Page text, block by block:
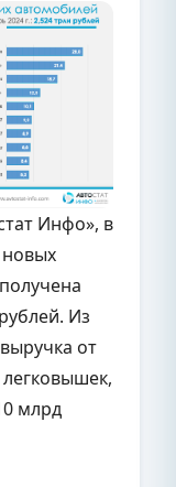
Инфо», в
новых
Из
от
млрд